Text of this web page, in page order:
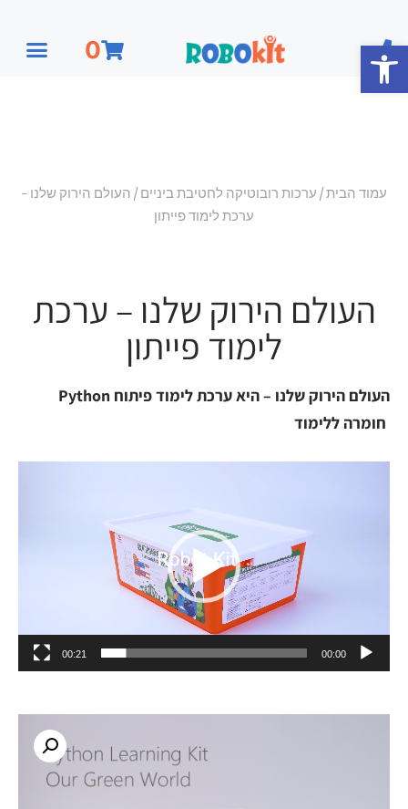
פתח סרגל נגישות 0
עמוד הבית/ ערכות רובוטיקה לחטיבת ביניים/ העולם הירוק שלנו –
ערכת לימוד פייתון
העולם הירוק שלנו – ערכת
לימוד פייתון
Python העולם הירוק שלנו – היא ערכת לימוד פיתוח
00:00
00:21